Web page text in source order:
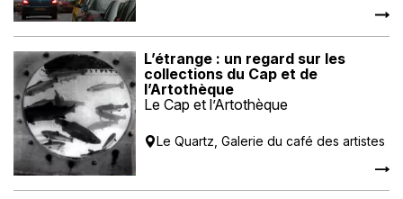
L’étrange : un regard sur les
collections du Cap et de
l’Artothèque
Le Cap et l’Artothèque
Le Quartz, Galerie du café des artistes